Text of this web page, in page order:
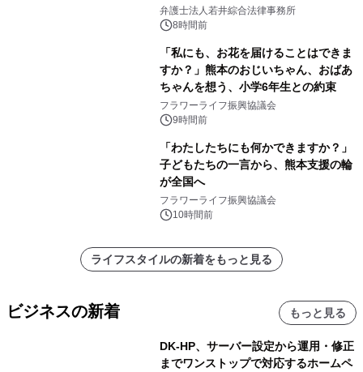
弁護士法人若井綜合法律事務所
8時間前
「私にも、お花を届けることはできま
すか？」熊本のおじいちゃん、おばあ
ちゃんを想う、小学6年生との約束
フラワーライフ振興協議会
9時間前
「わたしたちにも何かできますか？」
子どもたちの一言から、熊本支援の輪
が全国へ
フラワーライフ振興協議会
10時間前
ライフスタイルの新着をもっと見る
ビジネスの新着 もっと見る
DK-HP、サーバー設定から運用・修正
までワンストップで対応するホームペ